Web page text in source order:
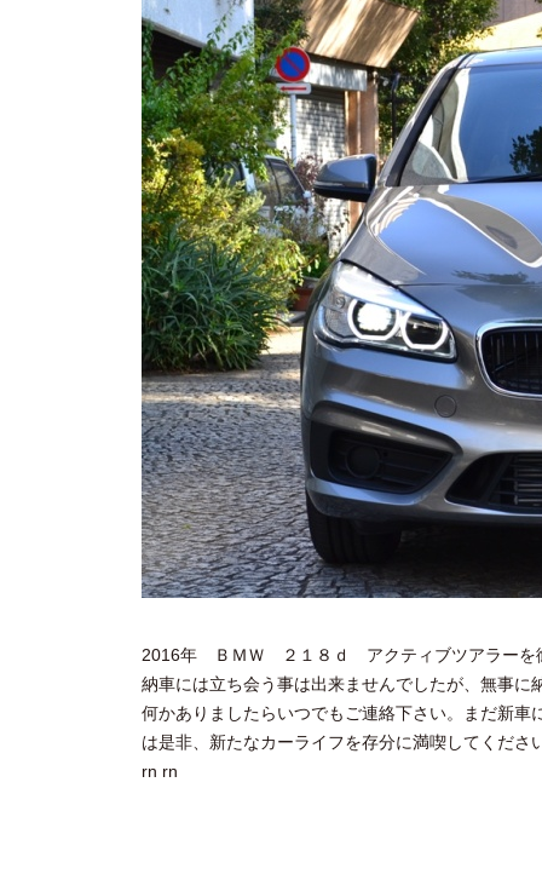
2016年 ＢＭＷ ２１８ｄ アクティブツアラーを
納車には立ち会う事は出来ませんでしたが、無事
何かありましたらいつでもご連絡下さい。まだ新
は是非、新たなカーライフを存分に満喫してくだ
rn rn